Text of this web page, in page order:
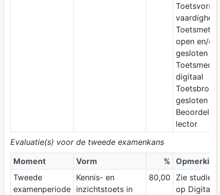
Toetsvorm:
open en/of
gesloten
digitaal
Toetsbron:
gesloten
lector
Evaluatie(s) voor de tweede examenkans
Moment
Vorm % Opmerking
Tweede
examenperiode
Kennis- en
inzichtstoets in
80,00
Zie
op Digitap;